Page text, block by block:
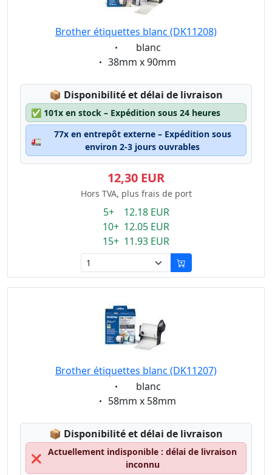
Brother étiquettes blanc (DK11208)
Eigenschaft:
blanc
Eigenschaft:
38mm x 90mm
📦 Lagerstatus:
Disponibilité et délai de livraison
✅ 101x en stock – Expédition sous 24 heures
🚛
77x en entrepôt externe – Expédition sous
environ 2-3 jours ouvrables
12,30 EUR
Hors TVA, plus frais de port
5+ 12.18 EUR
10+ 12.05 EUR
15+ 11.93 EUR
Brother étiquettes blanc (DK11207)
Eigenschaft:
blanc
Eigenschaft:
58mm x 58mm
📦 Lagerstatus:
Disponibilité et délai de livraison
❌
Actuellement indisponible : délai de livraison
inconnu